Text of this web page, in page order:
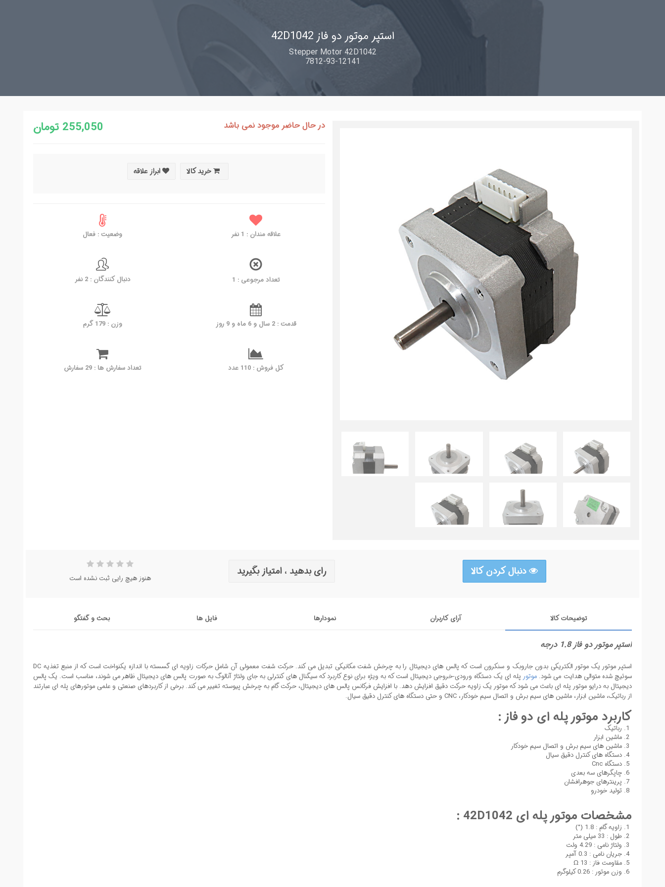
استپر موتور دو فاز 42D1042
Stepper Motor 42D1042
7812-93-12141
255,050 تومان در حال حاضر موجود نمی باشد
خرید کالا ابراز علاقه
علاقه مندان : 1 نفر وضعیت : فعال
تعداد مرجوعی : 1 دنبال کنندگان : 2 نفر
قدمت : 2 سال و 6 ماه و 9 روز وزن : 179 گرم
کل فروش : 110 عدد تعداد سفارش ها : 29 سفارش
هنوز هیچ رایی ثبت نشده است
رای بدهید ، امتیاز بگیرید دنبال کردن کالا
توضیحات کالا آرای کاربران نمودارها فایل ها بحث و گفتگو
استپر موتور دو فاز 1.8 درجه
استپر موتور یک موتور الکتریکی بدون جاروبک و سنکرون است که پالس های دیجیتال را به چرخش شفت مکانیکی تبدیل می کند. حرکت شفت معمولی آن شامل حرکات زاویه ای گسسته با اندازه یکنواخت است که از منبع تغذیه DC
سوئیچ شده متوالی هدایت می شود. موتورپله ای یک دستگاه ورودی-خروجی دیجیتال است که به ویژه برای نوع کاربرد که سیگنال های کنترلی به جای ولتاژ آنالوگ به صورت پالس های دیجیتال ظاهر می شوند، مناسب است. یک پالس
دیجیتال به درایو موتور پله ای باعث می شود که موتور یک زاویه حرکت دقیق افزایش دهد. با افزایش فرکانس پالس های دیجیتال، حرکت گام به چرخش پیوسته تغییر می کند. برخی از کاربردهای صنعتی و علمی موتورهای پله ای عبارتند
از رباتیک، ماشین ابزار، ماشین های سیم برش و اتصال سیم خودکار، CNC و حتی دستگاه های کنترل دقیق سیال.
کاربرد موتور پله ای دو فاز :
رباتیک
ماشین ابزار
ماشین های سیم برش و اتصال سیم خودکار
دستگاه های کنترل دقیق سیال
دستگاه Cnc
چاپگرهای سه بعدی
پرینترهای جوهرافشان
تولید خودرو
مشخصات موتور پله ای 42D1042 :
زاویه گام : 1.8 (°)
طول : 33 میلی متر
ولتاژ نامی : 4.29 ولت
جریان نامی : 0.3 آمپر
مقاومت فاز : 13 Ω
وزن موتور : 0.26 کیلوگرم